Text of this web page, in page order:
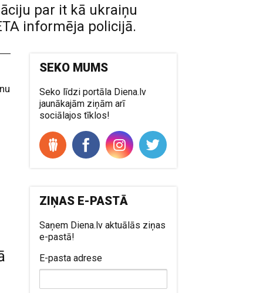
par it kā ukraiņu
informēja policijā.
SEKO MUMS
Seko līdzi portāla Diena.lv
jaunākajām ziņām arī
sociālajos tīklos!
ZIŅAS E-PASTĀ
Saņem Diena.lv aktuālās ziņas
e-pastā!
E-pasta adrese